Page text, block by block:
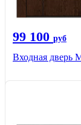
99 100 руб
Входная дверь